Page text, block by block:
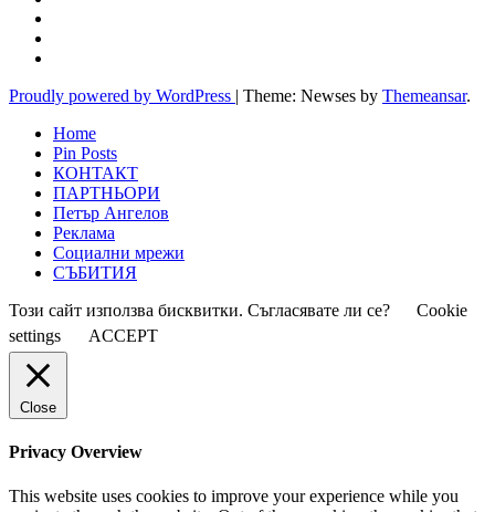
Proudly powered by WordPress | Theme: Newses by Themeansar.
Home
Pin Posts
КОНТАКТ
ПАРТНЬОРИ
Петър Ангелов
Реклама
Социални мрежи
СЪБИТИЯ
Този сайт използва бисквитки. Съгласявате ли се?
Cookie
settings
ACCEPT
Close
Privacy Overview
This website uses cookies to improve your experience while you